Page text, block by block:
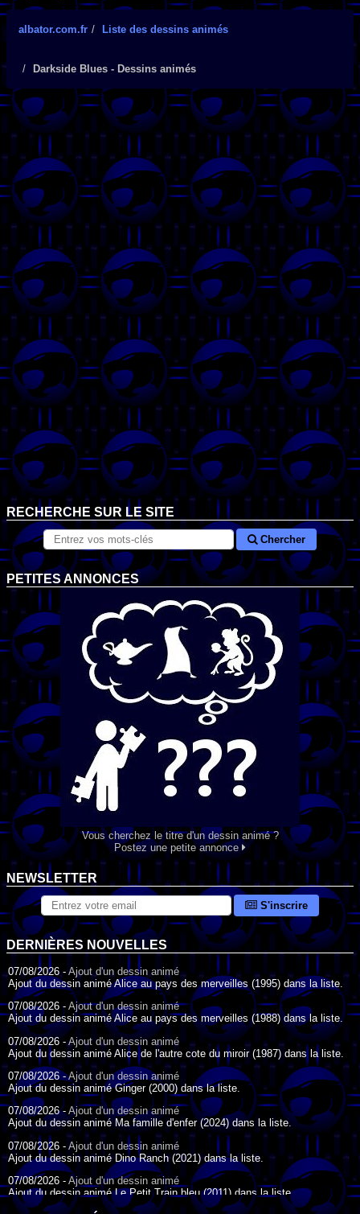
albator.com.fr Liste des dessins animés
Darkside Blues - Dessins animés
RECHERCHE SUR LE SITE
Chercher
PETITES ANNONCES
Vous cherchez le titre d'un dessin animé ?
Postez une petite annonce
NEWSLETTER
S'inscrire
DERNIÈRES NOUVELLES
07/08/2026 -Ajout d'un dessin animé
Ajout du dessin animé Alice au pays des merveilles (1995) dans la liste.
07/08/2026 - Ajout d'un dessin animé
Ajout du dessin animé Alice au pays des merveilles (1988) dans la liste.
07/08/2026 -Ajout d'un dessin animé
Ajout du dessin animé Alice de l'autre cote du miroir (1987) dans la liste.
07/08/2026 -Ajout d'un dessin animé
Ajout du dessin animé Ginger (2000) dans la liste.
07/08/2026 -Ajout d'un dessin animé
Ajout du dessin animé Ma famille d'enfer (2024) dans la liste.
07/08/2026 - Ajout d'un dessin animé
Ajout du dessin animé Dino Ranch (2021) dans la liste.
07/08/2026 - Ajout d'un dessin animé
Ajout du dessin animé Le Petit Train bleu (2011) dans la liste.